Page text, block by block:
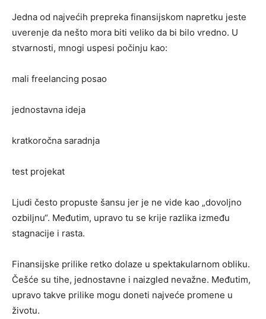
Jedna od najvećih prepreka finansijskom napretku jeste
uverenje da nešto mora biti veliko da bi bilo vredno. U
stvarnosti, mnogi uspesi počinju kao:
mali freelancing posao
jednostavna ideja
kratkoročna saradnja
test projekat
Ljudi često propuste šansu jer je ne vide kao „dovoljno
ozbiljnu“. Međutim, upravo tu se krije razlika između
stagnacije i rasta.
Finansijske prilike retko dolaze u spektakularnom obliku.
Češće su tihe, jednostavne i naizgled nevažne. Međutim,
upravo takve prilike mogu doneti najveće promene u
životu.